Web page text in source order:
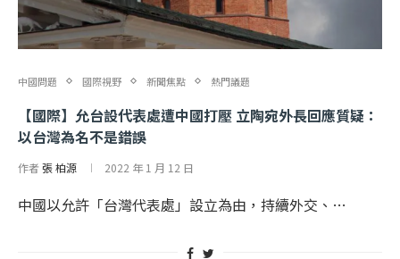
中國問題 國際視野 新聞焦點 熱門議題
【國際】允台設代表處遭中國打壓 立陶宛外長回應質疑：
以台灣為名不是錯誤
作者張 柏源 2022 年 1 月 12 日
中國以允許「台灣代表處」設立為由，持續外交、…